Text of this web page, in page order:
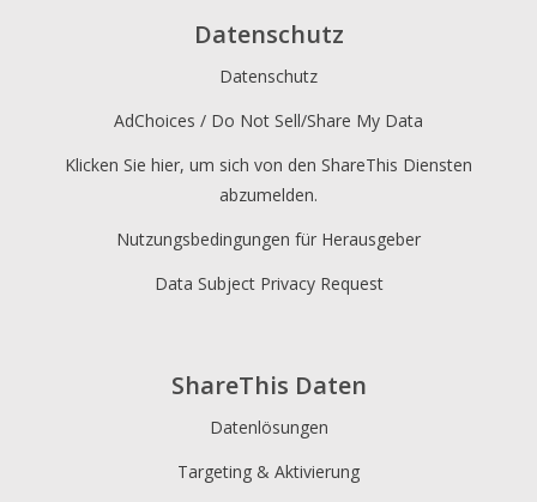
ShareThis Daten
Datenlösungen
Targeting & Aktivierung
Datenschutz
Datenschutz
AdChoices / Do Not Sell/Share My Data
Klicken Sie hier, um sich von den ShareThis Diensten
abzumelden.
Nutzungsbedingungen für Herausgeber
Data Subject Privacy Request